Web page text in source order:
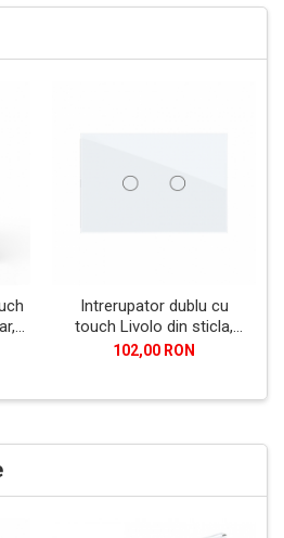
Intrerupator dublu cu
touch Livolo din sticla,
moduloar, standard Italian
102,00 RON